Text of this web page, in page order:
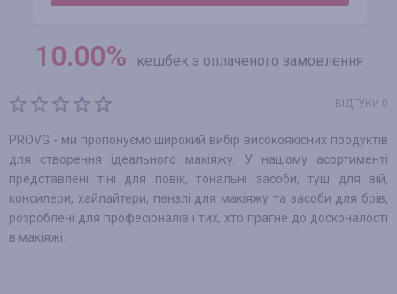
10.00% кешбек з оплаченого замовлення
ВІДГУКИ 0
PROVG - ми пропонуємо широкий вибір високоякісних продуктів
для створення ідеального макіяжу. У нашому асортименті
представлені тіні для повік, тональні засоби, туш для вій,
консилери, хайлайтери, пензлі для макіяжу та засоби для брів,
розроблені для професіоналів і тих, хто прагне до досконалості
в макіяжі.